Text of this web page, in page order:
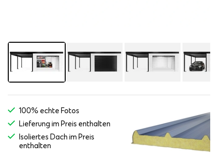
100% echte Fotos
Lieferung im Preis enthalten
Isoliertes Dach im Preis
enthalten